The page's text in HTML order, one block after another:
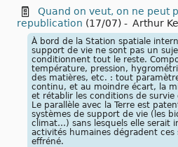
Quand on veut, on ne peut
republication (17/07) - Arthur
À bord de la Station spatiale
support de vie ne sont pas un
conditionnent tout le reste.
température, pression,
des matières, etc. : tout
continu, et au moindre écart, la
et rétablir les conditions de survie
Le parallèle avec la Terre est
systèmes de support de vie (les
climat…) sans lesquels elle serait
activités humaines dégradent
effréné.